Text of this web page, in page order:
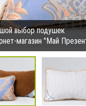
выбор подушек
магазин "Май